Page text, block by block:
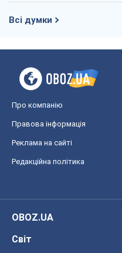
Всі думки
Про компанію
Правова інформація
Реклама на сайті
Редакційна політика
OBOZ.UA
Світ